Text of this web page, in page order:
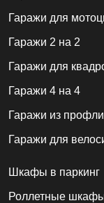
Гаражи для
Гаражи 2 на 2
Гаражи для
Гаражи 4 на 4
Гаражи из
Гаражи для
Шкафы в паркинг
Роллетные